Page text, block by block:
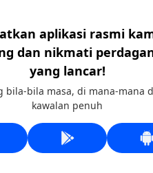
aplikasi rasmi
dan nikmati
yang lancar!
bila-bila masa, di mana-mana
kawalan penuh